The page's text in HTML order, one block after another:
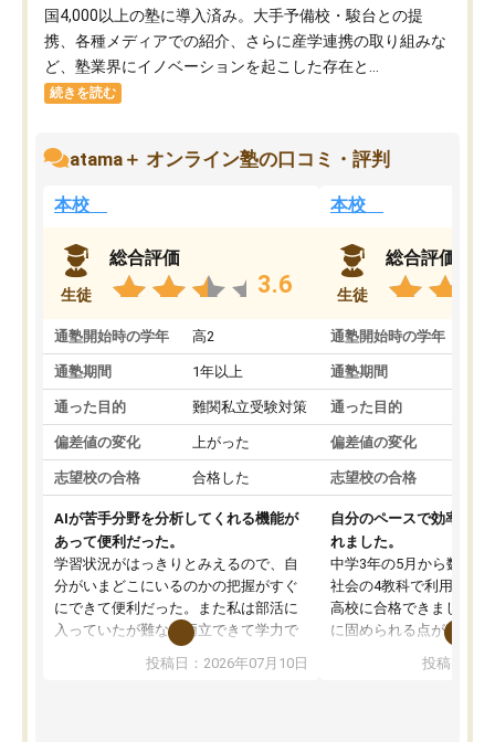
国4,000以上の塾に導入済み。大手予備校・駿台との提
携、各種メディアでの紹介、さらに産学連携の取り組みな
ど、塾業界にイノベーションを起こした存在と...
続きを読む
atama＋ オンライン塾の口コミ・評判
本校
生徒
総合評価
3.6
通塾開始時の学年 高2
通塾期間 1年以上
通った目的 難関私立受験対策
偏差値の変化 上がった
志望校の合格 合格した
AIが苦手分野を分析してくれる機能が
あって便利だった。
学習状況がはっきりとみえるので、自
分がいまどこにいるのかの把握がすぐ
にできて便利だった。また私は部活に
入っていたが難なく両立できて学力で
も部活でも結果を残すことができてよ
かった。また問題演習の際に、自分が
投稿日：2026年07月10日
本校
生徒
総合評価
通塾開始時の学年
通塾期間
通った目的
偏差値の変化
志望校の合格
自分のペースで効率よく
れました。
中学3年の5月から数学・
社会の4教科で利用し、
高校に合格できました。
に固められる点が魅力で
項目のおかげで、手軽
投稿日：